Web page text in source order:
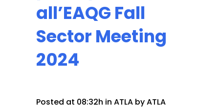
all’EAQG Fall
Sector Meeting
2024
Posted at 08:32h in ATLA byATLA